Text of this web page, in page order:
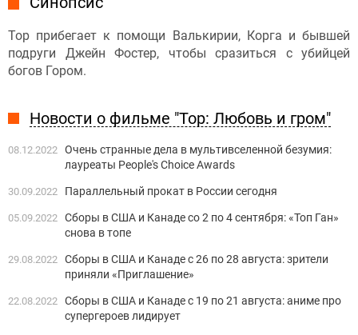
Тор прибегает к помощи Валькирии, Корга и бывшей
подруги Джейн Фостер, чтобы сразиться с убийцей
богов Гором.
Новости о фильме "Тор: Любовь и гром"
08.12.2022 Очень странные дела в мультивселенной безумия:
лауреаты People's Choice Awards
30.09.2022 Параллельный прокат в России сегодня
05.09.2022 Сборы в США и Канаде со 2 по 4 сентября: «Топ Ган»
снова в топе
29.08.2022 Сборы в США и Канаде с 26 по 28 августа: зрители
приняли «Приглашение»
22.08.2022 Сборы в США и Канаде с 19 по 21 августа: аниме про
супергероев лидирует